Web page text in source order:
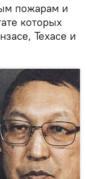
пожарам и
которых
Техасе и